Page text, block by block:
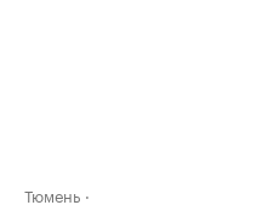
Тюмень